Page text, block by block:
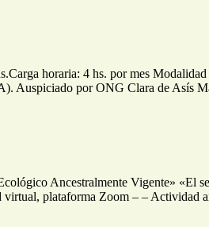
horaria: 4 hs. por mes
Auspiciado por ONG Clara de Asís
Ancestralmente Vigente» «El
virtual, plataforma Zoom – – Actividad